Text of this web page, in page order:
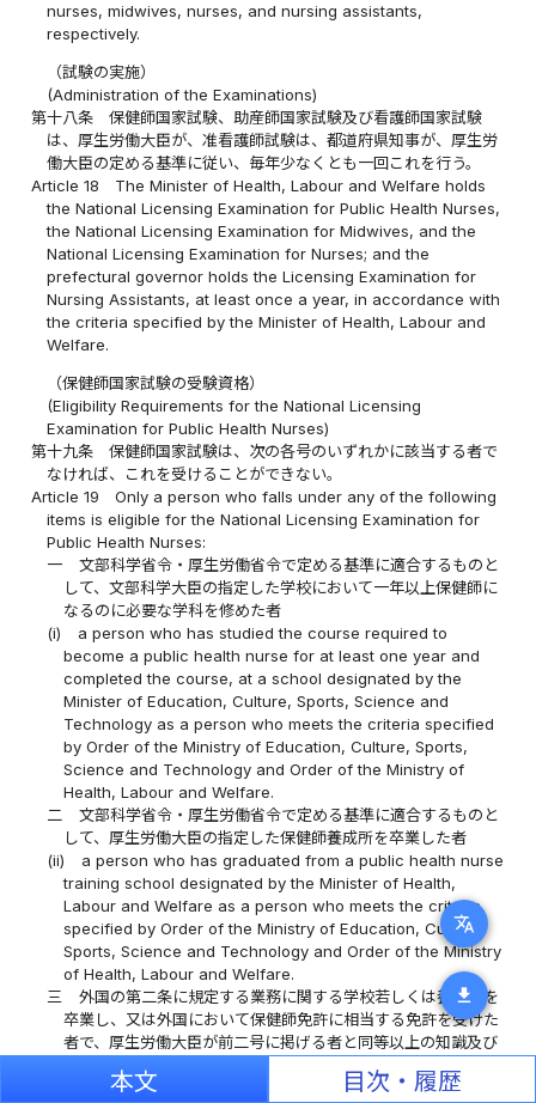
translate
download
nurses, midwives, nurses, and nursing assistants,
respectively.
（試験の実施）
(Administration of the Examinations)
第十八条
保健師国家試験、助産師国家試験及び看護師国家試験
は、厚生労働大臣が、准看護師試験は、都道府県知事が、厚生労
働大臣の定める基準に従い、毎年少なくとも一回これを行う。
Article 18
The Minister of Health, Labour and Welfare holds
the National Licensing Examination for Public Health Nurses,
the National Licensing Examination for Midwives, and the
National Licensing Examination for Nurses; and the
prefectural governor holds the Licensing Examination for
Nursing Assistants, at least once a year, in accordance with
the criteria specified by the Minister of Health, Labour and
Welfare.
（保健師国家試験の受験資格）
(Eligibility Requirements for the National Licensing
Examination for Public Health Nurses)
第十九条
保健師国家試験は、次の各号のいずれかに該当する者で
なければ、これを受けることができない。
Article 19
Only a person who falls under any of the following
items is eligible for the National Licensing Examination for
Public Health Nurses:
一
文部科学省令・厚生労働省令で定める基準に適合するものと
して、文部科学大臣の指定した学校において一年以上保健師に
なるのに必要な学科を修めた者
(i)
a person who has studied the course required to
become a public health nurse for at least one year and
completed the course, at a school designated by the
Minister of Education, Culture, Sports, Science and
Technology as a person who meets the criteria specified
by Order of the Ministry of Education, Culture, Sports,
Science and Technology and Order of the Ministry of
Health, Labour and Welfare.
二
文部科学省令・厚生労働省令で定める基準に適合するものと
して、厚生労働大臣の指定した保健師養成所を卒業した者
(ii)
a person who has graduated from a public health nurse
training school designated by the Minister of Health,
Labour and Welfare as a person who meets the criteria
specified by Order of the Ministry of Education, Culture,
Sports, Science and Technology and Order of the Ministry
of Health, Labour and Welfare.
三
外国の第二条に規定する業務に関する学校若しくは養成所を
卒業し、又は外国において保健師免許に相当する免許を受けた
者で、厚生労働大臣が前二号に掲げる者と同等以上の知識及び
技能を有すると認めたもの
a person who has graduated from a school or training
本文 目次・履歴